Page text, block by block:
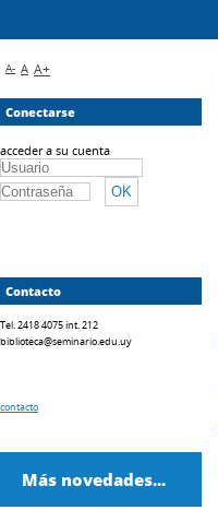
A- A A+
Conectarse
acceder a su cuenta
Contacto
Tel. 2418 4075 int. 212
biblioteca@seminario.edu.uy
contacto
Más novedades...